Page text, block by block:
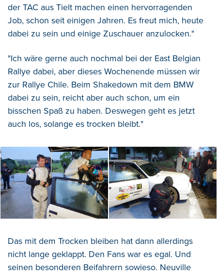
der TAC aus Tielt machen einen hervorragenden
Job, schon seit einigen Jahren. Es freut mich, heute
dabei zu sein und einige Zuschauer anzulocken."
"Ich wäre gerne auch nochmal bei der East Belgian
Rallye dabei, aber dieses Wochenende müssen wir
zur Rallye Chile. Beim Shakedown mit dem BMW
dabei zu sein, reicht aber auch schon, um ein
bisschen Spaß zu haben. Deswegen geht es jetzt
auch los, solange es trocken bleibt."
Das mit dem Trocken bleiben hat dann allerdings
nicht lange geklappt. Den Fans war es egal. Und
seinen besonderen Beifahrern sowieso. Neuville